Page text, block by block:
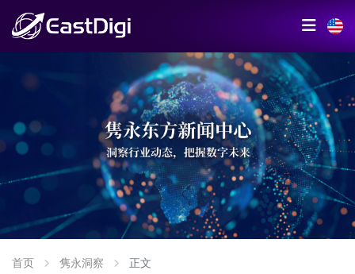
首页 隽永洞察 正文